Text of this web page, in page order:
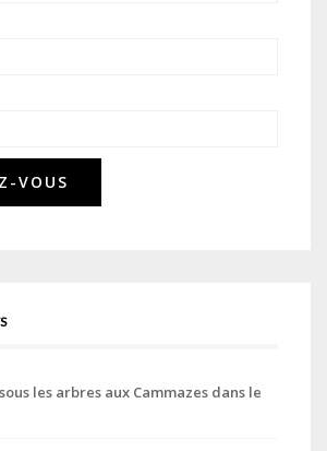
les arbres aux Cammazes dans le